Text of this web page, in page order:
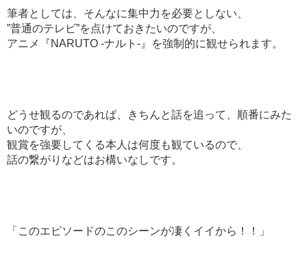
筆者としては、そんなに集中力を必要としない、
”普通のテレビ”を点けておきたいのですが、
アニメ『NARUTO -ナルト-』を強制的に観せられます。
どうせ観るのであれば、きちんと話を追って、順番にみた
いのですが、
観賞を強要してくる本人は何度も観ているので、
話の繋がりなどはお構いなしです。
「このエピソードのこのシーンが凄くイイから！！」